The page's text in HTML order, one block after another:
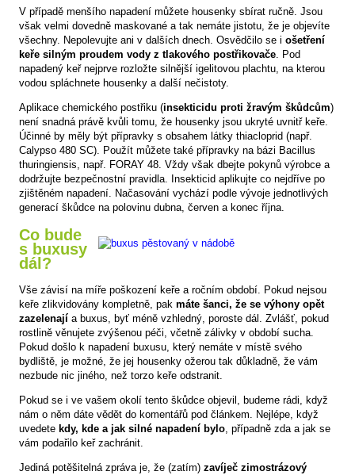
V případě menšího napadení můžete housenky sbírat ručně. Jsou
však velmi dovedně maskované a tak nemáte jistotu, že je objevíte
všechny. Nepolevujte ani v dalších dnech. Osvědčilo se i ošetření
keře silným proudem vody z tlakového postřikovače . Pod
napadený keř nejprve rozložte silnější igelitovou plachtu, na kterou
vodou spláchnete housenky a další nečistoty.
Aplikace chemického postřiku (insekticidu proti žravým škůdcům)
není snadná právě kvůli tomu, že housenky jsou ukryté uvnitř keře.
Účinné by měly být přípravky s obsahem látky thiacloprid (např.
Calypso 480 SC). Použít můžete také přípravky na bázi Bacillus
thuringiensis, např. FORAY 48. Vždy však dbejte pokynů výrobce a
dodržujte bezpečnostní pravidla. Insekticid aplikujte co nejdříve po
zjištěném napadení. Načasování vychází podle vývoje jednotlivých
generací škůdce na polovinu dubna, červen a konec října.
Co bude
s buxusy
dál?
Vše závisí na míře poškození keře a ročním období. Pokud nejsou
keře zlikvidovány kompletně, pak máte šanci, že se výhony opět
zazelenají a buxus, byť méně vzhledný, poroste dál. Zvlášť, pokud
rostlině věnujete zvýšenou péči, včetně zálivky v období sucha.
Pokud došlo k napadení buxusu, který nemáte v místě svého
bydliště, je možné, že jej housenky ožerou tak důkladně, že vám
nezbude nic jiného, než torzo keře odstranit.
Pokud se i ve vašem okolí tento škůdce objevil, budeme rádi, když
nám o něm dáte vědět do komentářů pod článkem. Nejlépe, když
uvedete kdy, kde a jak silné napadení bylo, případně zda a jak se
vám podařilo keř zachránit.
Jediná potěšitelná zpráva je, že (zatím) zavíječ zimostrázový